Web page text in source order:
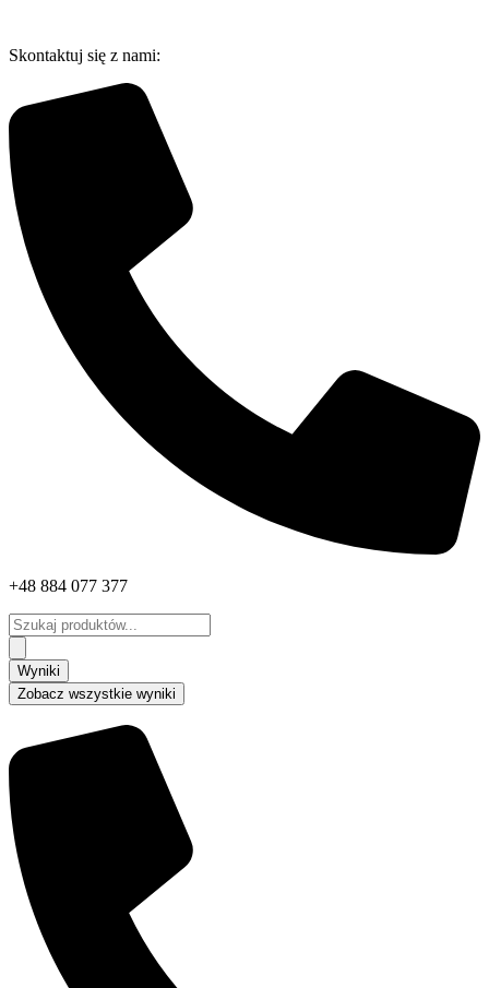
treści
Skontaktuj się z nami:
+48 884 077 377
Search
...
Wyniki
Zobacz wszystkie wyniki